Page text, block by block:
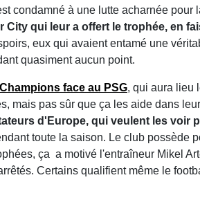
condamné à une lutte acharnée pour
City qui leur a offert le trophée, en
eux qui avaient entamé une
quasiment aucun point.
face au PSG, qui aura lieu
mais pas sûr que ça les aide dans
d'Europe, qui veulent les voir
toute la saison. Le club possède
ça a motivé l'entraîneur Mikel
Certains qualifient même le